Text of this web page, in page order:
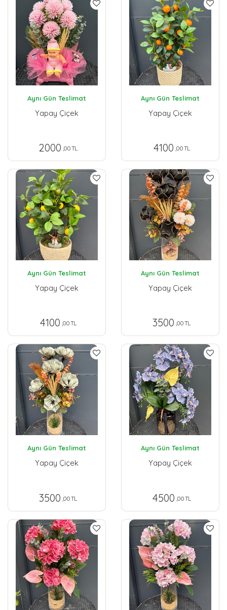
Aynı Gün Teslimat
Yapay Çiçek
2000 ,00 TL
Aynı Gün Teslimat
Yapay Çiçek
4100 ,00 TL
Aynı Gün Teslimat
Yapay Çiçek
4100 ,00 TL
Aynı Gün Teslimat
Yapay Çiçek
3500 ,00 TL
Aynı Gün Teslimat
Yapay Çiçek
3500 ,00 TL
Aynı Gün Teslimat
Yapay Çiçek
4500 ,00 TL